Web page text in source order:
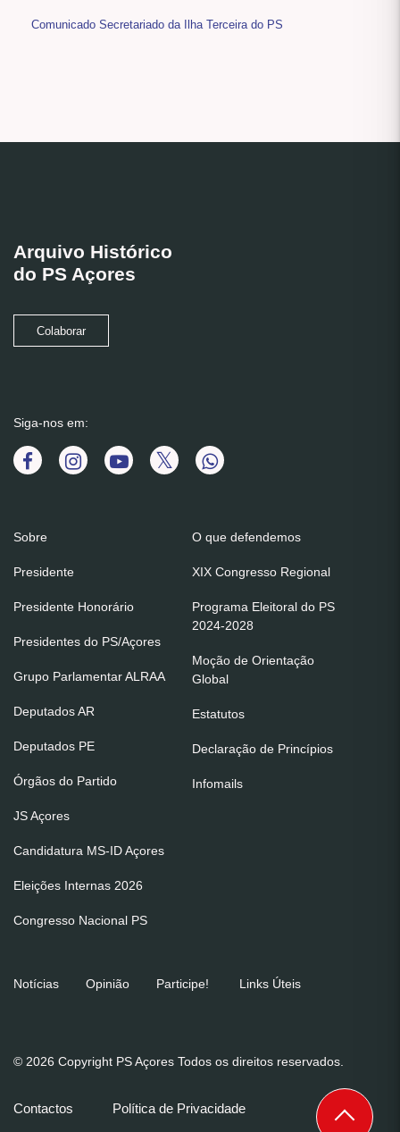
Comunicado Secretariado da Ilha Terceira do PS
Arquivo Histórico
do PS Açores
Colaborar
Siga-nos em:
Sobre
Presidente
Presidente Honorário
Presidentes do PS/Açores
Grupo Parlamentar ALRAA
Deputados AR
Deputados PE
Órgãos do Partido
JS Açores
Candidatura MS-ID Açores
Eleições Internas 2026
Congresso Nacional PS
O que defendemos
XIX Congresso Regional
Programa Eleitoral do PS
2024-2028
Moção de Orientação
Global
Estatutos
Declaração de Princípios
Infomails
Notícias Opinião Participe! Links Úteis
© 2026 Copyright PS Açores Todos os direitos reservados.
Contactos Política de Privacidade